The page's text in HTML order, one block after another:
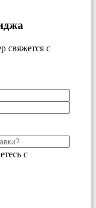
свяжется с
с